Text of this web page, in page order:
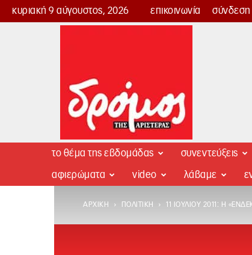
κυριακή 9 αύγουστος, 2026 επικοινωνία σύνδεση
Δρόμος
το θέμα της εβδομάδας συνεντεύξεις
αφιερώματα video λάβαμε
ΑΡΧΙΚΉ ΠΟΛΙΤΙΚΉ 11 ΙΟΥΛΊΟΥ 2011: Η